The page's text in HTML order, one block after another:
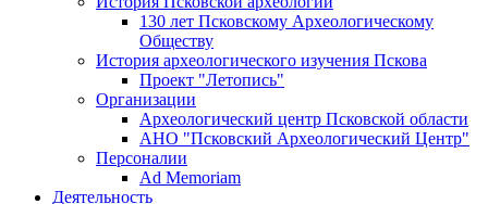
130 лет Псковскому Археологическому
Обществу
История археологического изучения Пскова
Проект "Летопись"
Организации
Археологический центр Псковской области
АНО "Псковский Археологический Центр"
Персоналии
Ad Memoriam
Деятельность